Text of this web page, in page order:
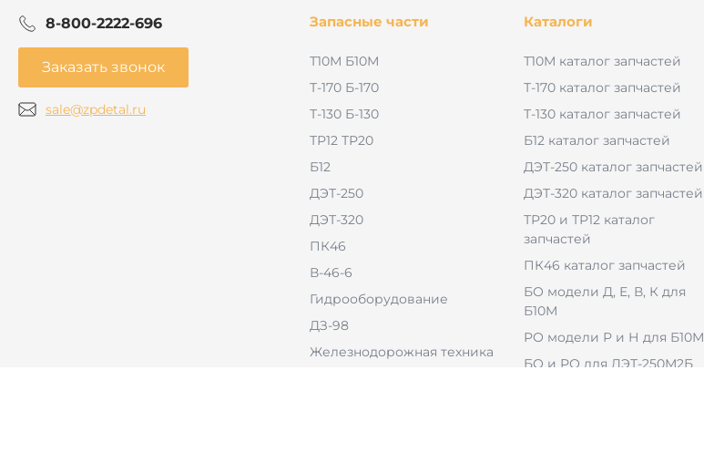
8-800-2222-696
Заказать звонок
sale@zpdetal.ru
Запасные части
Т10М Б10М
Т-170 Б-170
Т-130 Б-130
ТР12 ТР20
Б12
ДЭТ-250
ДЭТ-320
ПК46
В-46-6
Гидрооборудование
ДЗ-98
Железнодорожная техника
Каталоги
Т10М каталог запчастей
Т-170 каталог запчастей
Т-130 каталог запчастей
Б12 каталог запчастей
ДЭТ-250 каталог запчастей
ДЭТ-320 каталог запчастей
ТР20 и ТР12 каталог
запчастей
ПК46 каталог запчастей
БО модели Д, Е, В, К для
Б10М
РО модели Р и Н для Б10М
БО и РО для ДЭТ-250М2Б